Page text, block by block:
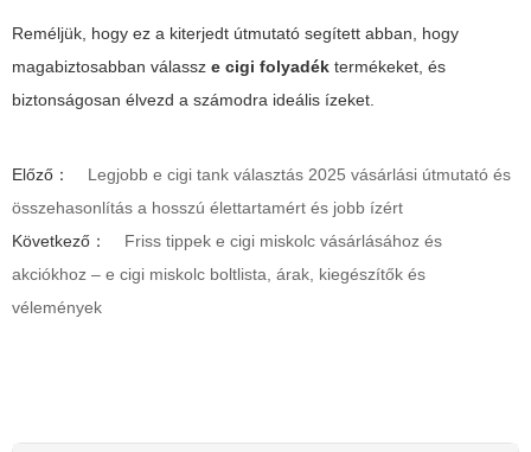
Reméljük, hogy ez a kiterjedt útmutató segített abban, hogy
magabiztosabban válassz e cigi folyadék termékeket, és
biztonságosan élvezd a számodra ideális ízeket.
Előző：
Legjobb e cigi tank választás 2025 vásárlási útmutató és
összehasonlítás a hosszú élettartamért és jobb ízért
Következő：
Friss tippek e cigi miskolc vásárlásához és
akciókhoz – e cigi miskolc boltlista, árak, kiegészítők és
vélemények